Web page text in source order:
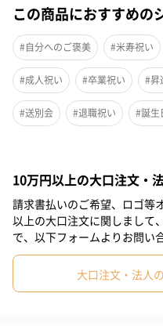
この商品におすすめの
#自分へのご褒美 #米寿祝い
#成人祝い #卒業祝い #昇
#送別会 #退職祝い #誕生
#お祝い #父の日 #母の日
#姉 #息子 #娘 #姪
#義父 #義母 #親戚男性
#母親 #彼氏
10万円以上の大口注文・
請求書払いのご希望、ロゴ等
以上の大口注文に関しまして
で、以下フォームよりお問い
大口注文・法人